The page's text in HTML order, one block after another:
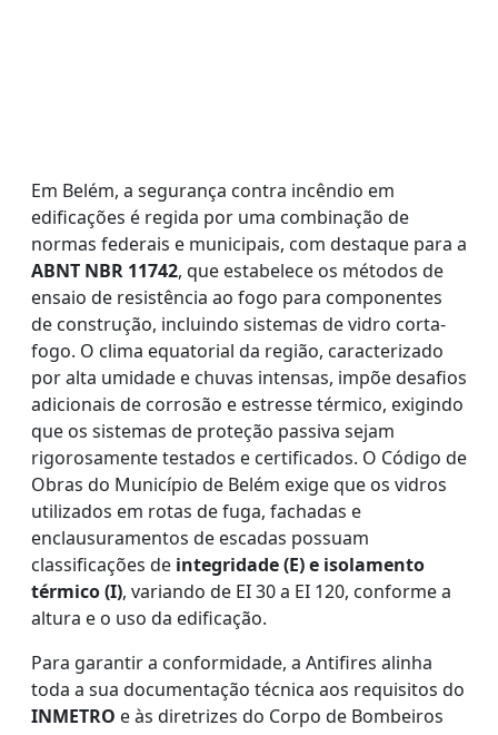
Em Belém, a segurança contra incêndio em
edificações é regida por uma combinação de
normas federais e municipais, com destaque para a
ABNT NBR 11742, que estabelece os métodos de
ensaio de resistência ao fogo para componentes
de construção, incluindo sistemas de vidro corta-
fogo. O clima equatorial da região, caracterizado
por alta umidade e chuvas intensas, impõe desafios
adicionais de corrosão e estresse térmico, exigindo
que os sistemas de proteção passiva sejam
rigorosamente testados e certificados. O Código de
Obras do Município de Belém exige que os vidros
utilizados em rotas de fuga, fachadas e
enclausuramentos de escadas possuam
classificações de integridade (E) e isolamento
térmico (I), variando de EI 30 a EI 120, conforme a
altura e o uso da edificação.
Para garantir a conformidade, a Antifires alinha
toda a sua documentação técnica aos requisitos do
INMETRO e às diretrizes do Corpo de Bombeiros